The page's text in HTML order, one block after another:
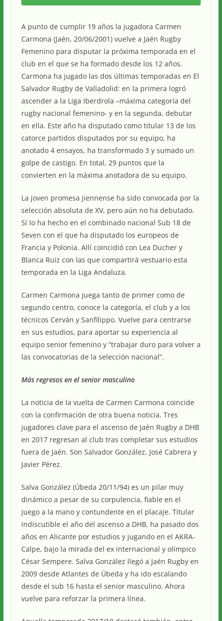
A punto de cumplir 19 años la jugadora Carmen
Carmona (Jaén, 20/06/2001) vuelve a Jaén Rugby
Femenino para disputar la próxima temporada en el
club en el que se ha formado desde los 12 años.
Carmona ha jugado las dos últimas temporadas en El
Salvador Rugby de Valladolid: en la primera logró
ascender a la Liga Iberdrola –máxima categoría del
rugby nacional femenino- y en la segunda, debutar
en ella. Este año ha disputado como titular 13 de los
catorce partidos disputados por su equipo, ha
anotado 4 ensayos, ha transformado 3 y sumado un
golpe de castigo. En total, 29 puntos que la
convierten en la máxima anotadora de su equipo.
La joven promesa jiennense ha sido convocada por la
selección absoluta de XV, pero aún no ha debutado.
Sí lo ha hecho en el combinado nacional Sub 18 de
Seven con el que ha disputado los europeos de
Francia y Polonia. Allí coincidió con Lea Ducher y
Blanca Ruiz con las que compartirá vestuario esta
temporada en la Liga Andaluza.
Carmen Carmona juega tanto de primer como de
segundo centro, conoce la categoría, el club y a los
técnicos Cerván y Sanfilippo. Vuelve para centrarse
en sus estudios, para aportar su experiencia al
equipo senior femenino y “trabajar duro para volver a
las convocatorias de la selección nacional”.
Más regresos en el senior masculino
La noticia de la vuelta de Carmen Carmona coincide
con la confirmación de otra buena noticia. Tres
jugadores clave para el ascenso de Jaén Rugby a DHB
en 2017 regresan al club tras completar sus estudios
fuera de Jaén. Son Salvador González, José Cabrera y
Javier Pérez.
Salva González (Úbeda 20/11/94) es un pilar muy
dinámico a pesar de su corpulencia, fiable en el
juego a la mano y contundente en el placaje. Titular
indiscutible el año del ascenso a DHB, ha pasado dos
años en Alicante por estudios y jugando en el AKRA-
Calpe, bajo la mirada del ex internacional y olímpico
César Sempere. Salva González llegó a Jaén Rugby en
2009 desde Atlantes de Úbeda y ha ido escalando
desde el sub 16 hasta el senior masculino. Ahora
vuelve para reforzar la primera línea.